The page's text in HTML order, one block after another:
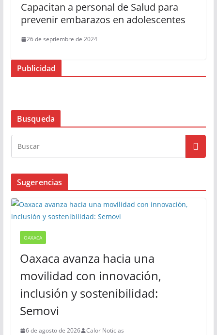
Capacitan a personal de Salud para
prevenir embarazos en adolescentes
26 de septiembre de 2024
Publicidad
Busqueda
Sugerencias
OAXACA
Oaxaca avanza hacia una
movilidad con innovación,
inclusión y sostenibilidad:
Semovi
6 de agosto de 2026 Calor Noticias